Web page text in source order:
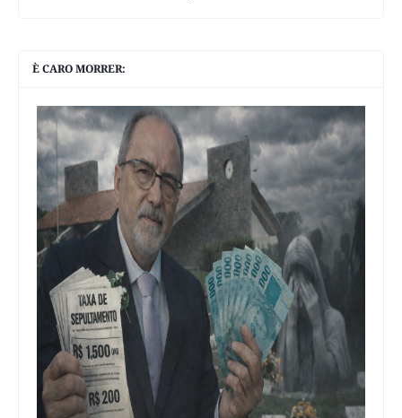
È CARO MORRER: